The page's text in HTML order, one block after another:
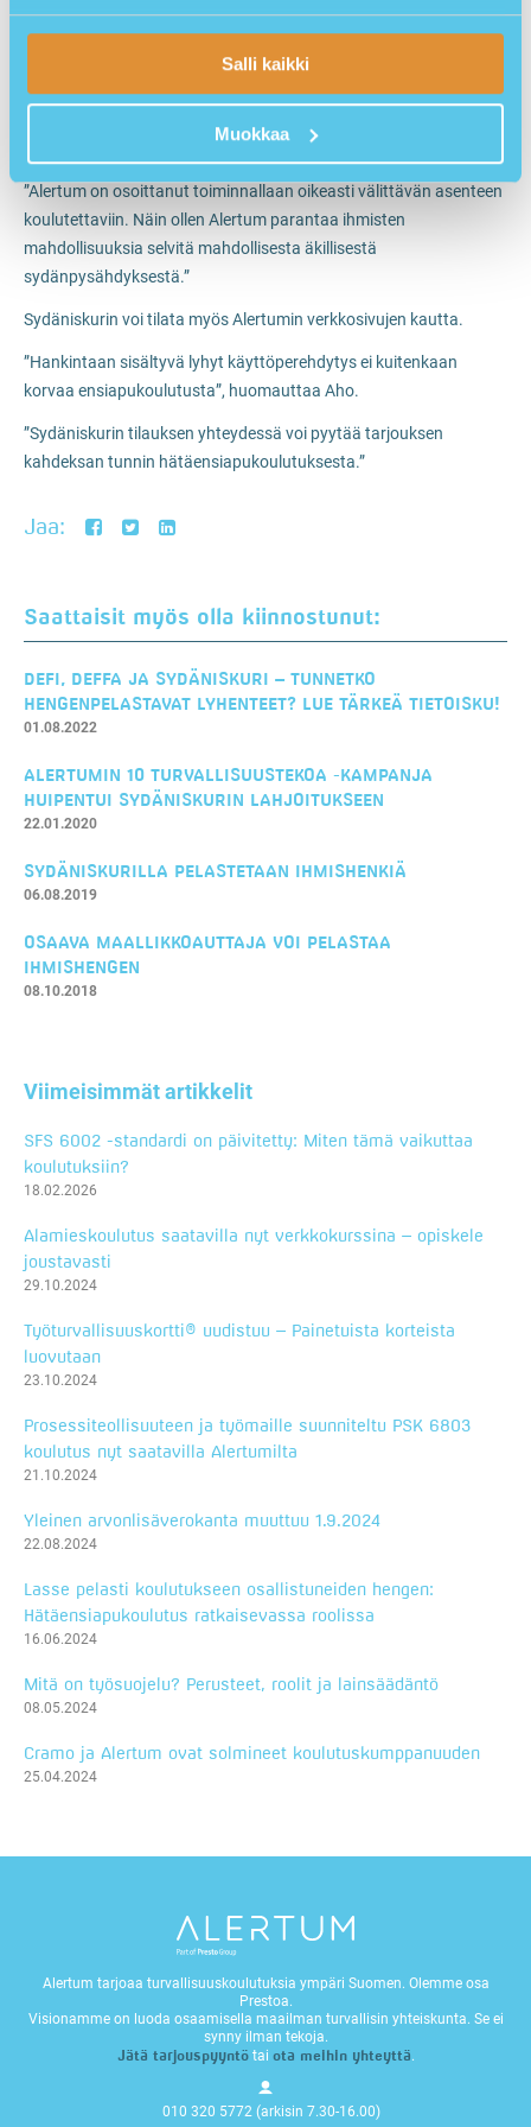
Salli kaikki
Muokkaa
Alertumilta on saatavissa myös useita erilaisia kaappimalleja
Heartsine-sydäniskureiden maahantuojan Ems Consulting Oy:n
”Alertum on osoittanut toiminnallaan oikeasti välittävän asenteen
koulutettaviin. Näin ollen Alertum parantaa ihmisten
mahdollisuuksia selvitä mahdollisesta äkillisestä
sydänpysähdyksestä.”
Sydäniskurin voi tilata myös Alertumin verkkosivujen kautta.
”Hankintaan sisältyvä lyhyt käyttöperehdytys ei kuitenkaan
korvaa ensiapukoulutusta”, huomauttaa Aho.
”Sydäniskurin tilauksen yhteydessä voi pyytää tarjouksen
kahdeksan tunnin hätäensiapukoulutuksesta.”
Jaa:
Saattaisit myös olla kiinnostunut:
DEFI, DEFFA JA SYDÄNISKURI – TUNNETKO
HENGENPELASTAVAT LYHENTEET? LUE TÄRKEÄ TIETOISKU!
01.08.2022
ALERTUMIN 10 TURVALLISUUSTEKOA -KAMPANJA
HUIPENTUI SYDÄNISKURIN LAHJOITUKSEEN
22.01.2020
SYDÄNISKURILLA PELASTETAAN IHMISHENKIÄ
06.08.2019
OSAAVA MAALLIKKOAUTTAJA VOI PELASTAA
IHMISHENGEN
08.10.2018
Viimeisimmät artikkelit
SFS 6002 -standardi on päivitetty: Miten tämä vaikuttaa
koulutuksiin?
18.02.2026
Alamieskoulutus saatavilla nyt verkkokurssina – opiskele
joustavasti
29.10.2024
Työturvallisuuskortti® uudistuu – Painetuista korteista
luovutaan
23.10.2024
Prosessiteollisuuteen ja työmaille suunniteltu PSK 6803
koulutus nyt saatavilla Alertumilta
21.10.2024
Yleinen arvonlisäverokanta muuttuu 1.9.2024
22.08.2024
Lasse pelasti koulutukseen osallistuneiden hengen:
Hätäensiapukoulutus ratkaisevassa roolissa
16.06.2024
Mitä on työsuojelu? Perusteet, roolit ja lainsäädäntö
08.05.2024
Cramo ja Alertum ovat solmineet koulutuskumppanuuden
25.04.2024
Alertum tarjoaa turvallisuuskoulutuksia ympäri Suomen. Olemme osa
Prestoa.
Visionamme on luoda osaamisella maailman turvallisin yhteiskunta. Se ei
synny ilman tekoja.
Jätä tarjouspyyntötai ota meihin yhteyttä.
010 320 5772 (arkisin 7.30-16.00)